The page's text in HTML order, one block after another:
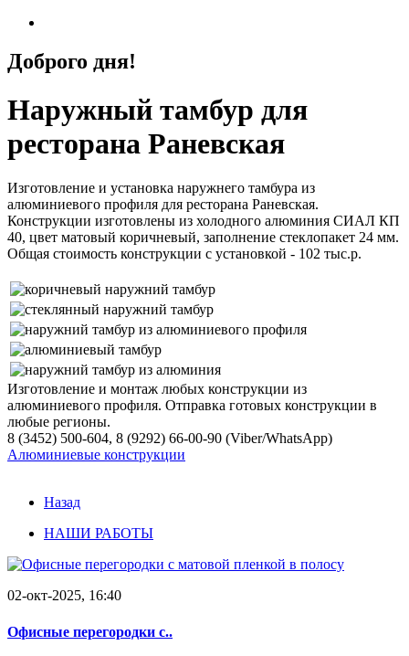
Доброго дня!
Наружный тамбур для
ресторана Раневская
Изготовление и установка наружнего тамбура из
алюминиевого профиля для ресторана Раневская.
Конструкции изготовлены из холодного алюминия СИАЛ КП
40, цвет матовый коричневый, заполнение стеклопакет 24 мм.
Общая стоимость конструкции с установкой - 102 тыс.р.
Изготовление и монтаж любых конструкции из
алюминиевого профиля. Отправка готовых конструкции в
любые регионы.
8 (3452) 500-604, 8 (9292) 66-00-90 (Viber/WhatsApp)
Алюминиевые конструкции
Назад
НАШИ РАБОТЫ
02-окт-2025, 16:40
Офисные перегородки с..